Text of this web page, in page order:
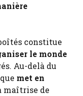
constitue
le monde
Au-delà du
met en
maîtrise de